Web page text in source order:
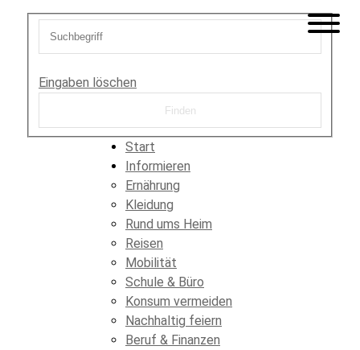
Eingaben löschen
Start
Informieren
Ernährung
Kleidung
Rund ums Heim
Reisen
Mobilität
Schule & Büro
Konsum vermeiden
Nachhaltig feiern
Beruf & Finanzen